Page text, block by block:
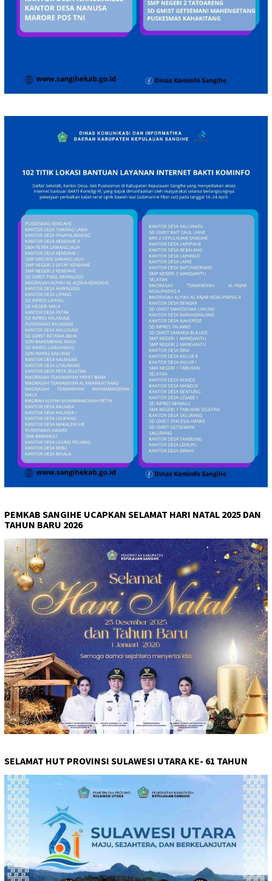
PEMKAB SANGIHE UCAPKAN SELAMAT HARI NATAL 2025 DAN
TAHUN BARU 2026
SELAMAT HUT PROVINSI SULAWESI UTARA KE- 61 TAHUN